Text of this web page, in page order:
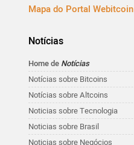
Mapa do Portal Webitcoin
Notícias
Home de Notícias
Notícias sobre Bitcoins
Notícias sobre Altcoins
Noticias sobre Tecnologia
Noticias sobre Brasil
Noticias sobre Negócios